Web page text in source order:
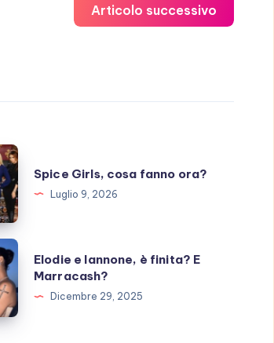
Articolo successivo
Spice Girls, cosa fanno ora?
Luglio 9, 2026
Elodie e Iannone, è finita? E
Marracash?
Dicembre 29, 2025